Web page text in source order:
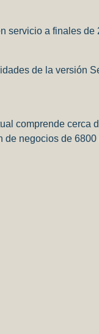
servicio a finales
de la versión
comprende cerca
de negocios de